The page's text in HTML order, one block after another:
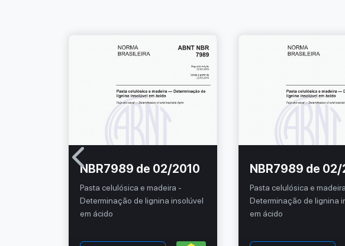
NBR7989 de 02/2010
Pasta celulósica e madeira -
Determinação de lignina insolúvel
em ácido
NBR7989 de 02/
Pasta celulósica e
Determinação de lignina
em ácido